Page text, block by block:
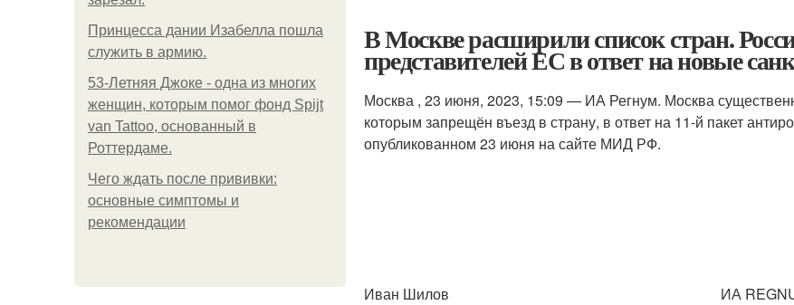
Принцесса дании Изабелла пошла
служить в армию.
53-Летняя Джоке - одна из многих
женщин, которым помог фонд Spijt
van Tattoo, основанный в
Роттердаме.
Чего ждать после прививки:
основные симптомы и
рекомендации
В Москве расширили список стран.
представителей ЕС в ответ на новые
Москва , 23 июня, 2023, 15:09 — ИА Регнум. Москва
которым запрещён въезд в страну, в ответ на 11-й пакет
опубликованном 23 июня на сайте МИД РФ.
Иван Шилов
ИА